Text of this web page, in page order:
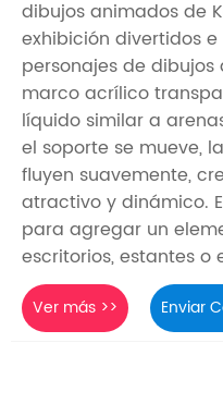
dibujos animados de
exhibición divertidos
personajes de
marco acrílico
líquido similar a
el soporte se mueve,
fluyen suavemente,
atractivo y dinámico.
para agregar un
escritorios, estantes o
Ver más >> Enviar